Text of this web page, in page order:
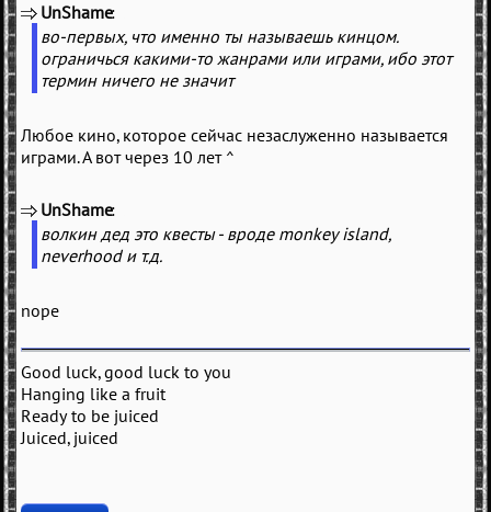
UnShame
во-первых, что именно ты называешь кинцом.
ограничься какими-то жанрами или играми, ибо этот
термин ничего не значит
Любое кино, которое сейчас незаслуженно называется
играми. А вот через 10 лет ^
UnShame
волкин дед это квесты - вроде monkey island,
neverhood и т.д.
nope
Good luck, good luck to you
Hanging like a fruit
Ready to be juiced
Juiced, juiced